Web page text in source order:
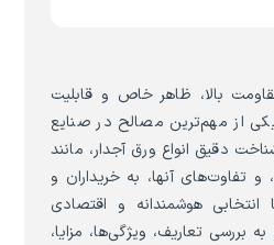
بالا، ظاهر خاص و قابلیت
از مهم‌ترین مصالح در صنایع
دقیق انواع ورق آجدار، مانند
و تفاوت‌های آنها، به خریداران و
هوشمندانه و اقتصادی
بررسی تعاریف، ویژگی‌ها، مزایا،